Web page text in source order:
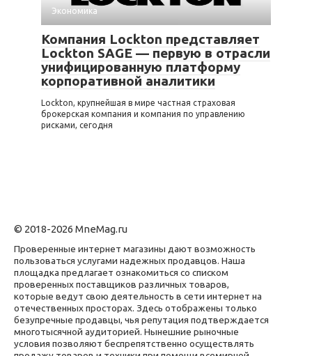
Экономика
Компания Lockton представляет
Lockton SAGE — первую в отрасли
унифицированную платформу
корпоративной аналитики
Lockton, крупнейшая в мире частная страховая
брокерская компания и компания по управлению
рисками, сегодня
© 2018-2026 MneMag.ru
Проверенные интернет магазины дают возможность
пользоваться услугами надежных продавцов. Наша
площадка предлагает ознакомиться со списком
проверенных поставщиков различных товаров,
которые ведут свою деятельность в сети интернет на
отечественных просторах. Здесь отображены только
безупречные продавцы, чья репутация подтверждается
многотысячной аудиторией. Нынешние рыночные
условия позволяют беспрепятственно осуществлять